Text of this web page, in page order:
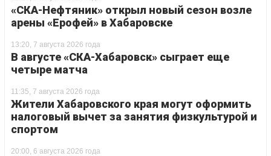
«СКА-Нефтяник» открыл новый сезон возле
арены «Ерофей» в Хабаровске
13:20, 7 августа 2026 года
В августе «СКА-Хабаровск» сыграет еще
четыре матча
11:35, 7 августа 2026 года
Жители Хабаровского края могут оформить
налоговый вычет за занятия физкультурой и
спортом
20:00, 6 августа 2026 года